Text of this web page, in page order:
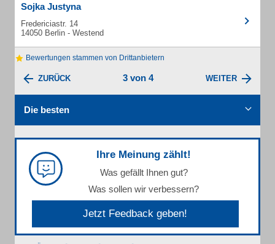
Sojka Justyna
Fredericiastr. 14
14050 Berlin - Westend
Bewertungen stammen von Drittanbietern
ZURÜCK 3 von 4 WEITER
Die besten
Ihre Meinung zählt!
Was gefällt Ihnen gut?
Was sollen wir verbessern?
Jetzt Feedback geben!